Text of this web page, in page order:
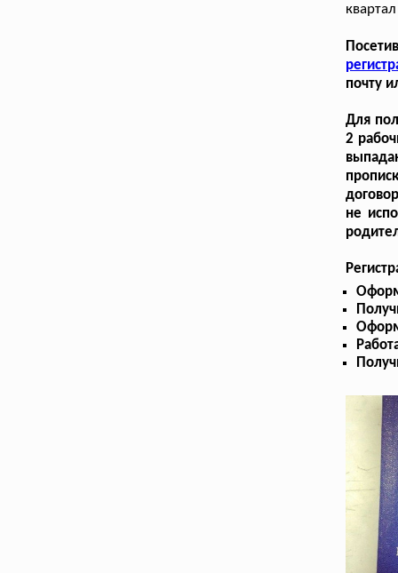
почту
Для
2
не